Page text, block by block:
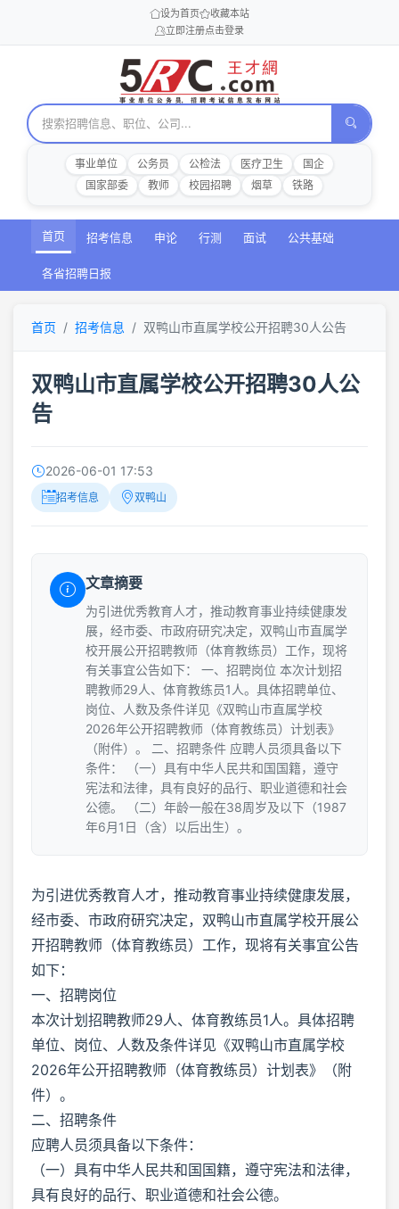
设为首页
收藏本站
立即注册点击登录
事业单位 公务员 公检法 医疗卫生
国企
国家部委
教师 校园招聘 烟草 铁路
首页 招考信息 申论 行测 面试 公共基础
各省招聘日报
首页 招考信息 双鸭山市直属学校公开招聘30人公告
双鸭山市直属学校公开招聘30人公
告
2026-06-01 17:53
招考信息 双鸭山
文章摘要
为引进优秀教育人才，推动教育事业持续健康发
展，经市委、市政府研究决定，双鸭山市直属学
校开展公开招聘教师（体育教练员）工作，现将
有关事宜公告如下： 一、招聘岗位 本次计划招
聘教师29人、体育教练员1人。具体招聘单位、
岗位、人数及条件详见《双鸭山市直属学校
2026年公开招聘教师（体育教练员）计划表》
（附件）。 二、招聘条件 应聘人员须具备以下
条件： （一）具有中华人民共和国国籍，遵守
宪法和法律，具有良好的品行、职业道德和社会
公德。 （二）年龄一般在38周岁及以下（1987
年6月1日（含）以后出生）。
为引进优秀教育人才，推动教育事业持续健康发展，
经市委、市政府研究决定，双鸭山市直属学校开展公
开招聘教师（体育教练员）工作，现将有关事宜公告
如下：
一、招聘岗位
本次计划招聘教师29人、体育教练员1人。具体招聘
单位、岗位、人数及条件详见《双鸭山市直属学校
2026年公开招聘教师（体育教练员）计划表》（附
件）。
二、招聘条件
应聘人员须具备以下条件：
（一）具有中华人民共和国国籍，遵守宪法和法律，
具有良好的品行、职业道德和社会公德。